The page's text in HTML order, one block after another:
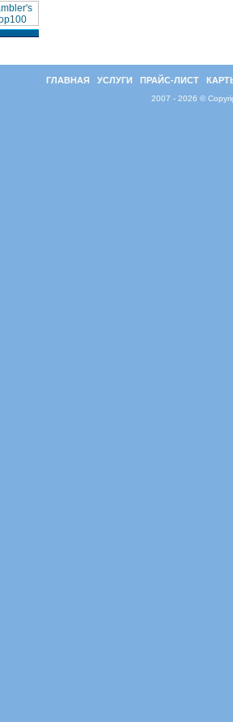
ГЛАВНАЯ УСЛУГИ ПРАЙС-ЛИСТ
2007 - 2026 ©